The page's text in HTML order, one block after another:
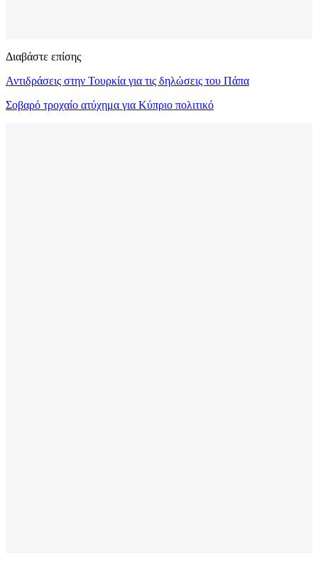
Διαβάστε επίσης
Αντιδράσεις στην Τουρκία για τις δηλώσεις του Πάπα
Σοβαρό τροχαίο ατύχημα για Κύπριο πολιτικό